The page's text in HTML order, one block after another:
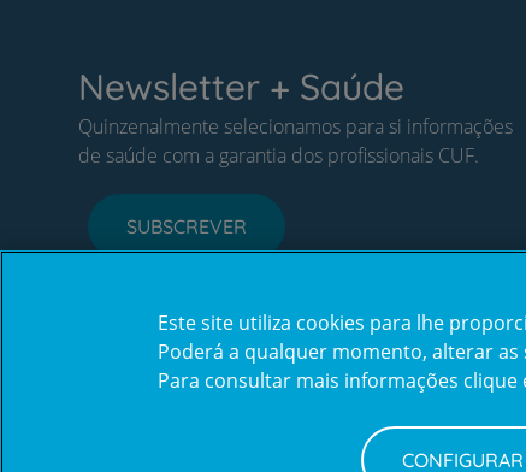
Newsletter + Saúde
Quinzenalmente selecionamos para si informações
de saúde com a garantia dos profissionais CUF.
SUBSCREVER
Este site utiliza cookies para lhe
Poderá a qualquer momento, alterar as
Para consultar mais informações clique